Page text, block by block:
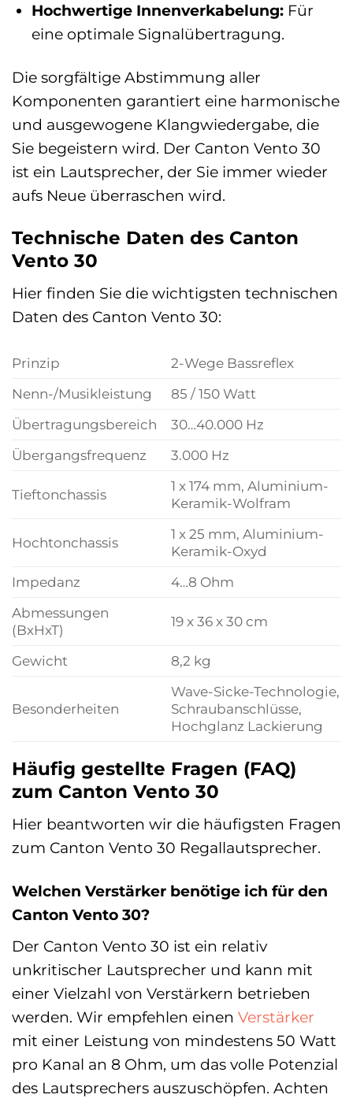
Hochwertige Innenverkabelung:Für
eine optimale Signalübertragung.
Die sorgfältige Abstimmung aller
Komponenten garantiert eine harmonische
und ausgewogene Klangwiedergabe, die
Sie begeistern wird. Der Canton Vento 30
ist ein Lautsprecher, der Sie immer wieder
aufs Neue überraschen wird.
Technische Daten des Canton
Vento 30
Hier finden Sie die wichtigsten technischen
Daten des Canton Vento 30:
Prinzip
2-Wege Bassreflex
Nenn-/Musikleistung
85 / 150 Watt
Übertragungsbereich
30…40.000 Hz
Übergangsfrequenz
3.000 Hz
Tieftonchassis
1 x 174 mm, Aluminium-
Keramik-Wolfram
Hochtonchassis
1 x 25 mm, Aluminium-
Keramik-Oxyd
Impedanz
4…8 Ohm
Abmessungen
(BxHxT)
19 x 36 x 30 cm
Gewicht 8,2 kg
Besonderheiten
Wave-Sicke-Technologie,
Schraubanschlüsse,
Hochglanz Lackierung
Häufig gestellte Fragen (FAQ)
zum Canton Vento 30
Hier beantworten wir die häufigsten Fragen
zum Canton Vento 30 Regallautsprecher.
Welchen Verstärker benötige ich für den
Canton Vento 30?
Der Canton Vento 30 ist ein relativ
unkritischer Lautsprecher und kann mit
einer Vielzahl von Verstärkern betrieben
werden. Wir empfehlen einen Verstärker
mit einer Leistung von mindestens 50 Watt
pro Kanal an 8 Ohm, um das volle Potenzial
des Lautsprechers auszuschöpfen. Achten